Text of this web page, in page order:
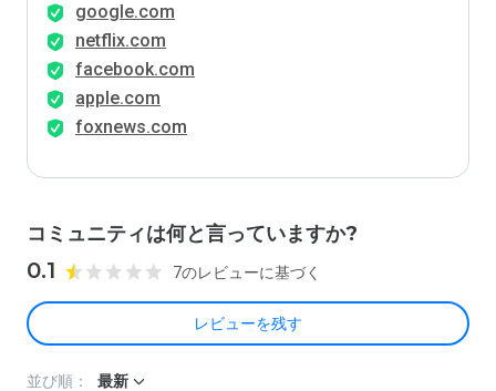
google.com
netflix.com
facebook.com
apple.com
foxnews.com
コミュニティは何と言っていますか?
0.1 7のレビューに基づく
レビューを残す
並び順： 最新